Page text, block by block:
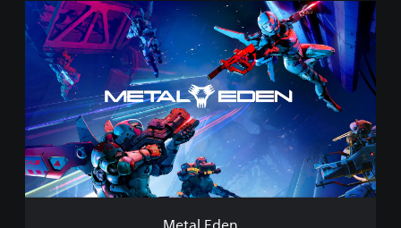
M
e
d
e
n